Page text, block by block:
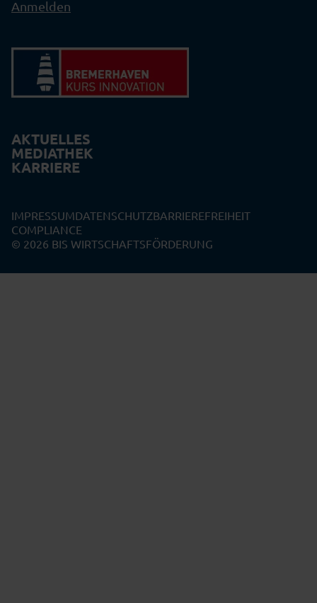
Anmelden
AKTUELLES
MEDIATHEK
KARRIERE
IMPRESSUMDATENSCHUTZBARRIEREFREIHEIT
COMPLIANCE
© 2026 BIS WIRTSCHAFTSFÖRDERUNG